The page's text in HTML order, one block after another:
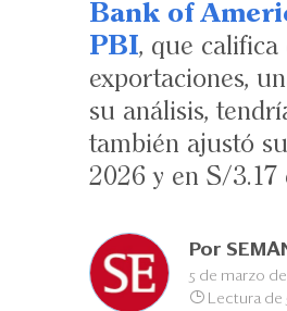
Bank of
PBI, que califica
exportaciones,
su análisis,
también ajustó
2026 y en S/3.17
Por
5 de marzo
Lectura de